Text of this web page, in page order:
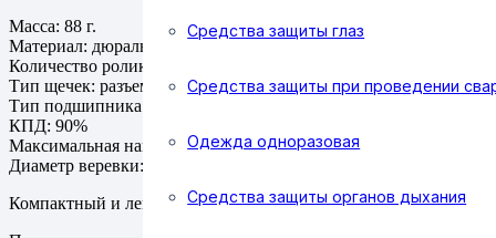
Средства защиты глаз
Средства защиты при проведении
Одежда одноразовая
Средства защиты органов дыхания
Масса: 88 г.
Материал: дюраль
Количество роликов: 1
Тип щечек: разъемные
Тип подшипника: шарикоподшипник
КПД: 90%
Максимальная нагрузка: 30 кН
Диаметр веревки: 11 мм
Компактный и легкий прусик-блок с разъемными щечками.